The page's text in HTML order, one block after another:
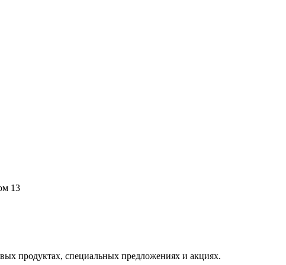
13
продуктах, специальных предложениях и акциях.